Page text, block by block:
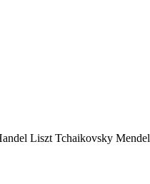
Liszt Tchaikovsky